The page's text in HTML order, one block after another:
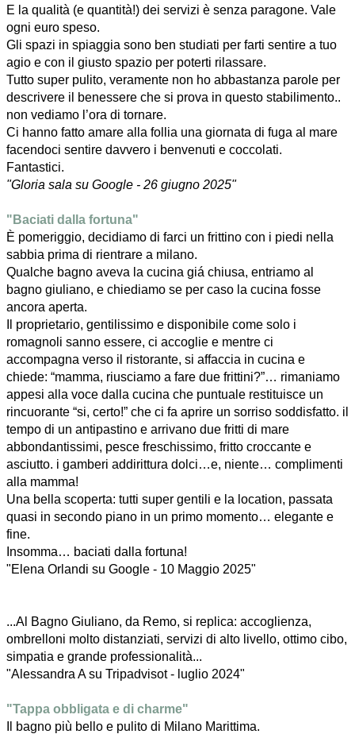
E la qualità (e quantità!) dei servizi è senza paragone. Vale
ogni euro speso.
Gli spazi in spiaggia sono ben studiati per farti sentire a tuo
agio e con il giusto spazio per poterti rilassare.
Tutto super pulito, veramente non ho abbastanza parole per
descrivere il benessere che si prova in questo stabilimento..
non vediamo l’ora di tornare.
Ci hanno fatto amare alla follia una giornata di fuga al mare
facendoci sentire davvero i benvenuti e coccolati.
Fantastici.
"Gloria sala su Google - 26 giugno 2025"
"Baciati dalla fortuna"
È pomeriggio, decidiamo di farci un frittino con i piedi nella
sabbia prima di rientrare a milano.
Qualche bagno aveva la cucina giá chiusa, entriamo al
bagno giuliano, e chiediamo se per caso la cucina fosse
ancora aperta.
Il proprietario, gentilissimo e disponibile come solo i
romagnoli sanno essere, ci accoglie e mentre ci
accompagna verso il ristorante, si affaccia in cucina e
chiede: “mamma, riusciamo a fare due frittini?”… rimaniamo
appesi alla voce dalla cucina che puntuale restituisce un
rincuorante “si, certo!” che ci fa aprire un sorriso soddisfatto. il
tempo di un antipastino e arrivano due fritti di mare
abbondantissimi, pesce freschissimo, fritto croccante e
asciutto. i gamberi addirittura dolci…e, niente… complimenti
alla mamma!
Una bella scoperta: tutti super gentili e la location, passata
quasi in secondo piano in un primo momento… elegante e
fine.
Insomma… baciati dalla fortuna!
"Elena Orlandi su Google - 10 Maggio 2025"
...Al Bagno Giuliano, da Remo, si replica: accoglienza,
ombrelloni molto distanziati, servizi di alto livello, ottimo cibo,
simpatia e grande professionalità...
"Alessandra A su Tripadvisot - luglio 2024"
"Tappa obbligata e di charme"
Il bagno più bello e pulito di Milano Marittima.